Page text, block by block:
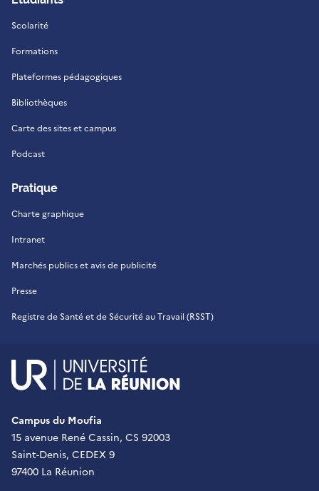
Scolarité
Formations
Plateformes pédagogiques
Bibliothèques
Carte des sites et campus
Podcast
Pratique
Charte graphique
Intranet
Marchés publics et avis de publicité
Presse
Registre de Santé et de Sécurité au Travail (RSST)
Campus du Moufia
15 avenue René Cassin, CS 92003
Saint-Denis, CEDEX 9
97400 La Réunion